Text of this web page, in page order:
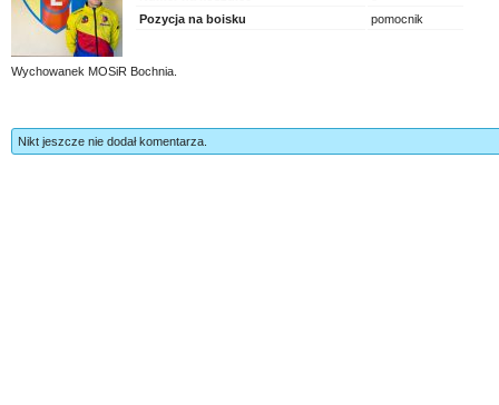
Pozycja na boisku
pomocnik
Wychowanek MOSiR Bochnia.
Nikt jeszcze nie dodał komentarza.